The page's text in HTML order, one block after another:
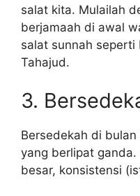
salat kita. Mulailah
berjamaah di awal
salat sunnah seperti
Tahajud.
3.
Bersedekah di
yang berlipat
besar, konsistensi